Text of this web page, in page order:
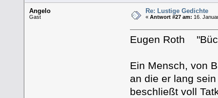
Angelo
Gast
Re: Lustige Gedichte
«Antwort #27 am: 16.
Eugen Roth
Ein Mensch, von
an die er lang
beschließt voll